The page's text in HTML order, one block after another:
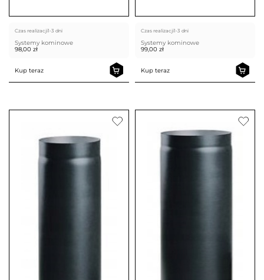
Czas realizacji1-3 dni
Systemy kominowe
98,00 zł
Kup teraz
Czas realizacji1-3 dni
Systemy kominowe
99,00 zł
Kup teraz